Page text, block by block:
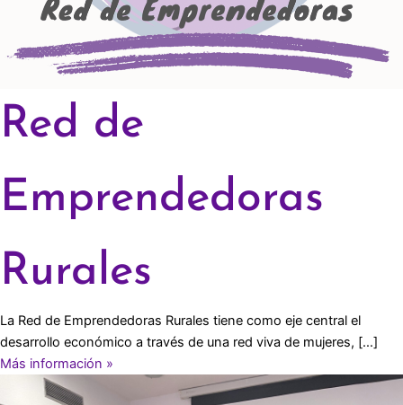
Red de
Emprendedoras
Rurales
La Red de Emprendedoras Rurales tiene como eje central el
desarrollo económico a través de una red viva de mujeres, […]
Más información »